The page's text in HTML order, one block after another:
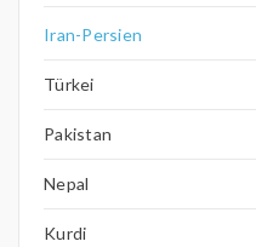
Iran-Persien
Türkei
Pakistan
Nepal
Kurdi